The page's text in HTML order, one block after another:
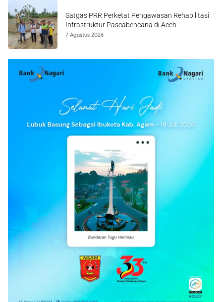
Satgas PRR Perketat Pengawasan Rehabilitasi
Infrastruktur Pascabencana di Aceh
7 Agustus 2026